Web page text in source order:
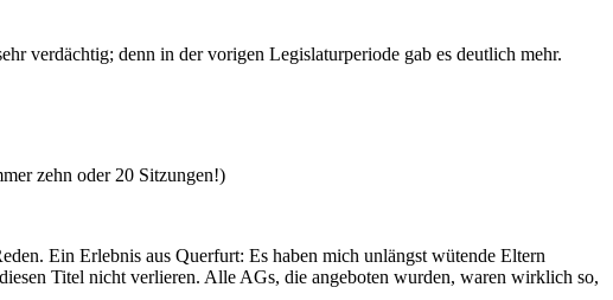
verdächtig; denn in der vorigen Legislaturperiode gab es deutlich mehr.
zehn oder 20 Sitzungen!)
Ein Erlebnis aus Querfurt: Es haben mich unlängst wütende Eltern
Titel nicht verlieren. Alle AGs, die angeboten wurden, waren wirklich so,